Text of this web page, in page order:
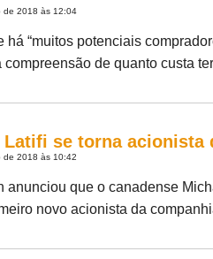
de 2018 às 12:04
há “muitos potenciais
compreensão de quanto custa
Latifi se torna acionista
de 2018 às 10:42
anunciou que o canadense
novo acionista da